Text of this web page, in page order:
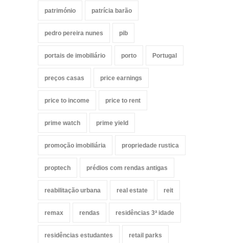
património patrícia barão
pedro pereira nunes pib
portais de imobiliário porto Portugal
preços casas price earnings
price to income price to rent
prime watch prime yield
promoção imobiliária propriedade rustica
proptech prédios com rendas antigas
reabilitação urbana real estate reit
remax rendas residências 3ª idade
residências estudantes retail parks